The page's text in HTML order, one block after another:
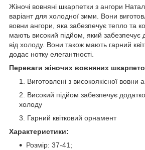
Жіночі вовняні шкарпетки з ангори
варіант для холодної зими. Вони
вовни ангори, яка забезпечує тепло та
мають високий підйом, який забезпечує
від холоду. Вони також мають гарний
додає нотку елегантності.
Переваги жіночих вовняних
Виготовлені з високоякісної вовни
Високий підйом забезпечує
холоду
Гарний квітковий орнамент
Характеристики:
Розмір: 37-41;